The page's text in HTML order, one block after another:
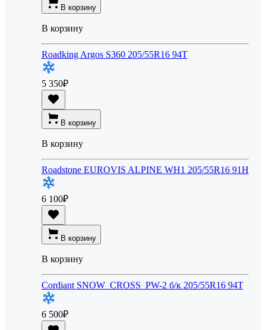
В корзину
В корзину
Roadking Argos S360 205/55R16 94T
5 350₽
В корзину
В корзину
Roadstone EUROVIS ALPINE WH1 205/55R16 91H
6 100₽
В корзину
В корзину
Cordiant SNOW_CROSS_PW-2 б/к 205/55R16 94T
6 500₽